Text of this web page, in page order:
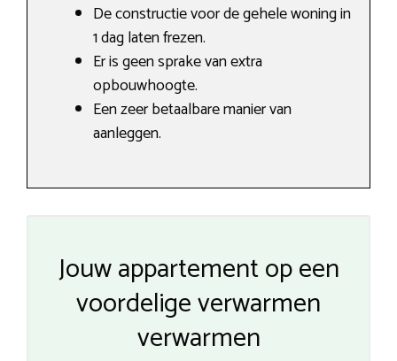
De constructie voor de gehele woning in
1 dag laten frezen.
Er is geen sprake van extra
opbouwhoogte.
Een zeer betaalbare manier van
aanleggen.
Jouw appartement op een
voordelige verwarmen
verwarmen